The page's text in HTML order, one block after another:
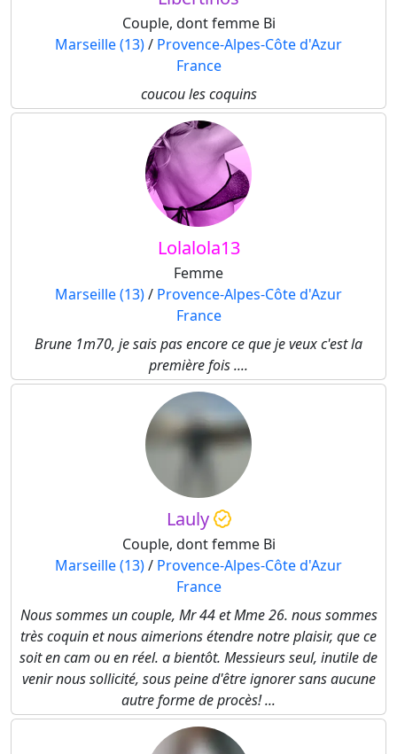
Couple, dont femme Bi
Marseille (13)/ Provence-Alpes-Côte d'Azur
France
coucou les coquins
Lolalola13
Femme
Marseille (13)/ Provence-Alpes-Côte d'Azur
France
Brune 1m70, je sais pas encore ce que je veux c'est la
première fois ....
Lauly
Couple, dont femme Bi
Marseille (13)/ Provence-Alpes-Côte d'Azur
France
Nous sommes un couple, Mr 44 et Mme 26. nous sommes
très coquin et nous aimerions étendre notre plaisir, que ce
soit en cam ou en réel. a bientôt. Messieurs seul, inutile de
venir nous sollicité, sous peine d'être ignorer sans aucune
autre forme de procès! ...